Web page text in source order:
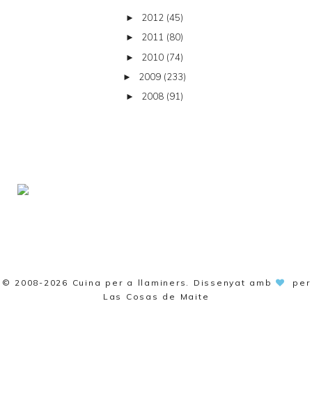
► 2012 (45)
► 2011 (80)
► 2010 (74)
► 2009 (233)
► 2008 (91)
© 2008-2026 Cuina per a llaminers . Dissenyat amb
per
Las Cosas de Maite